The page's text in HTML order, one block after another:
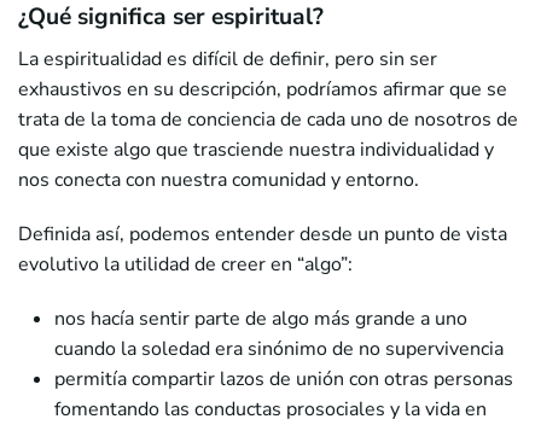
¿Qué significa ser espiritual?
La espiritualidad es difícil de definir, pero sin ser
exhaustivos en su descripción, podríamos afirmar que se
trata de la toma de conciencia de cada uno de nosotros de
que existe algo que trasciende nuestra individualidad y
nos conecta con nuestra comunidad y entorno.
Definida así, podemos entender desde un punto de vista
evolutivo la utilidad de creer en “algo”:
nos hacía sentir parte de algo más grande a uno
cuando la soledad era sinónimo de no supervivencia
permitía compartir lazos de unión con otras personas
fomentando las conductas prosociales y la vida en